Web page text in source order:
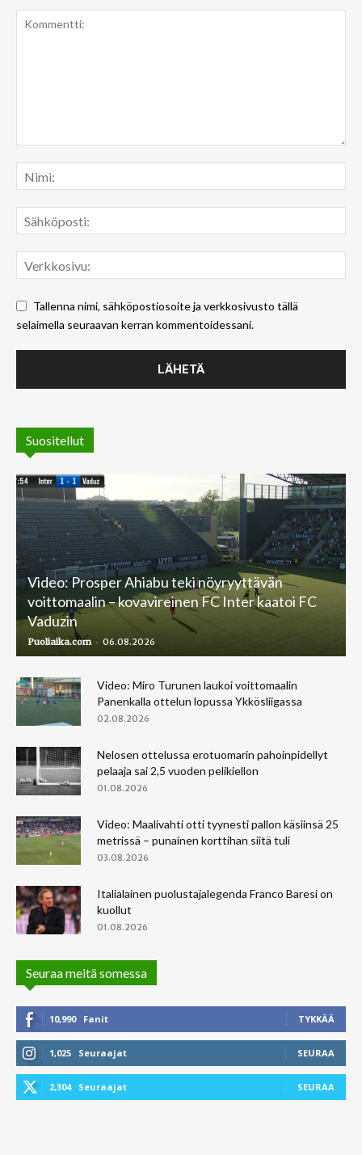
Tallenna nimi, sähköpostiosoite ja verkkosivusto tällä
selaimella seuraavan kerran kommentoidessani.
Suositellut
Video: Prosper Ahiabu teki nöyryyttävän
voittomaalin – kovavireinen FC Inter kaatoi FC
Vaduzin
Puoliaika.com - 06.08.2026
Video: Miro Turunen laukoi voittomaalin
Panenkalla ottelun lopussa Ykkösliigassa
02.08.2026
Nelosen ottelussa erotuomarin pahoinpidellyt
pelaaja sai 2,5 vuoden pelikiellon
01.08.2026
Video: Maalivahti otti tyynesti pallon käsiinsä 25
metrissä – punainen korttihan siitä tuli
03.08.2026
Italialainen puolustajalegenda Franco Baresi on
kuollut
01.08.2026
Seuraa meitä somessa
10,990 Fanit TYKKÄÄ
1,025 Seuraajat SEURAA
2,304 Seuraajat SEURAA